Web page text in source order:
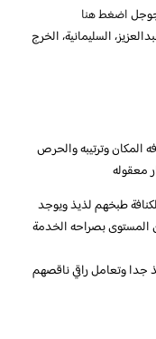
اضغط هنا
السليمانية، الخرج
وترتيبه والحرص
معقوله
طبخهم لذيذ ويوجد
بصراحه الخدمة
جدا وتعامل راقي ناقصهم